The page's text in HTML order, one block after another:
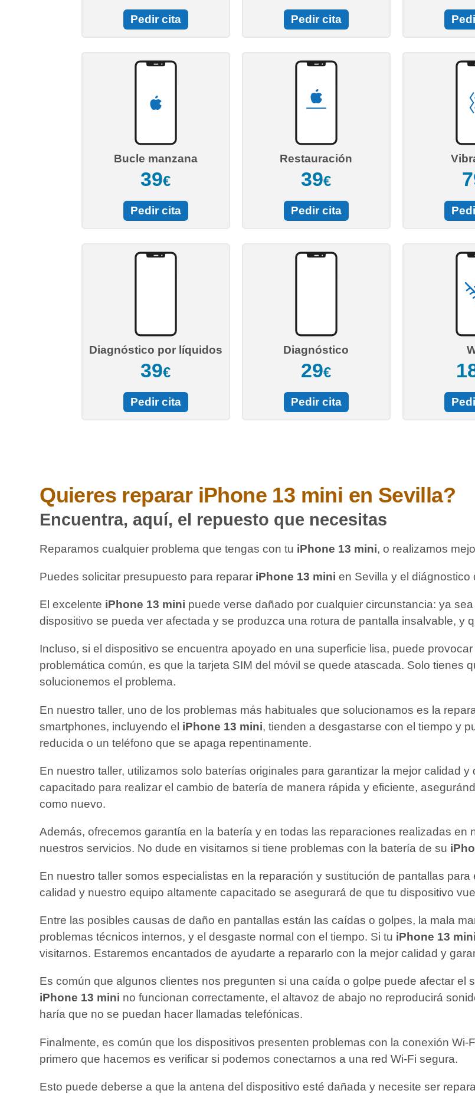
Pedir cita Pedir cita
Bucle manzana
39€
Pedir cita
Restauración
39€
Pedir cita
Diagnóstico por líquidos
39€
Pedir cita
Diagnóstico
29€
Pedir cita
Quieres reparar iPhone 13 mini en Sevilla?
Encuentra, aquí, el repuesto que necesitas
Reparamos cualquier problema que tengas con tu iPhone 13 mini, o realizamos
Puedes solicitar presupuesto para reparar iPhone 13 mini en Sevilla y el
El excelente iPhone 13 mini puede verse dañado por cualquier circunstancia: ya
dispositivo se pueda ver afectada y se produzca una rotura de pantalla insalvable, y
Incluso, si el dispositivo se encuentra apoyado en una superficie lisa, puede
problemática común, es que la tarjeta SIM del móvil se quede atascada. Solo tienes
solucionemos el problema.
En nuestro taller, uno de los problemas más habituales que solucionamos es la
smartphones, incluyendo el iPhone 13 mini, tienden a desgastarse con el tiempo y
reducida o un teléfono que se apaga repentinamente.
En nuestro taller, utilizamos solo baterías originales para garantizar la mejor calidad
capacitado para realizar el cambio de batería de manera rápida y eficiente,
como nuevo.
Además, ofrecemos garantía en la batería y en todas las reparaciones realizadas
nuestros servicios. No dude en visitarnos si tiene problemas con la batería de su
En nuestro taller somos especialistas en la reparación y sustitución de pantallas para
calidad y nuestro equipo altamente capacitado se asegurará de que tu dispositivo
Entre las posibles causas de daño en pantallas están las caídas o golpes, la mala
problemas técnicos internos, y el desgaste normal con el tiempo. Si tu iPhone 13 mini
visitarnos. Estaremos encantados de ayudarte a repararlo con la mejor calidad y
Es común que algunos clientes nos pregunten si una caída o golpe puede afectar el
iPhone 13 mini no funcionan correctamente, el altavoz de abajo no reproducirá
haría que no se puedan hacer llamadas telefónicas.
Finalmente, es común que los dispositivos presenten problemas con la conexión Wi-
primero que hacemos es verificar si podemos conectarnos a una red Wi-Fi segura.
Esto puede deberse a que la antena del dispositivo esté dañada y necesite ser